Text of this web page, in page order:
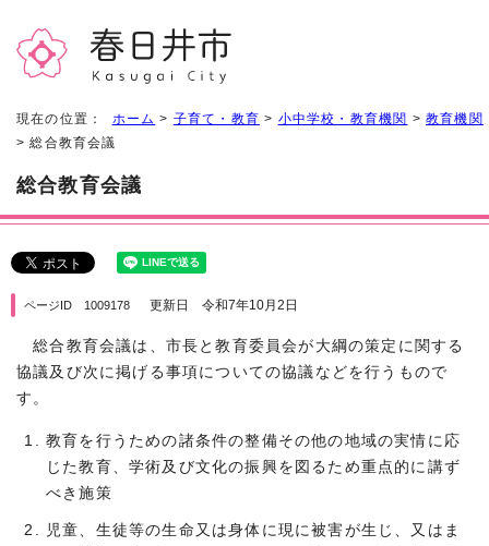
現在の位置： ホーム > 子育て・教育 > 小中学校・教育機関 >教育機関
> 総合教育会議
総合教育会議
ページID 1009178 更新日 令和7年10月2日
総合教育会議は、市長と教育委員会が大綱の策定に関する
協議及び次に掲げる事項についての協議などを行うもので
す。
教育を行うための諸条件の整備その他の地域の実情に応
じた教育、学術及び文化の振興を図るため重点的に講ず
べき施策
児童、生徒等の生命又は身体に現に被害が生じ、又はま